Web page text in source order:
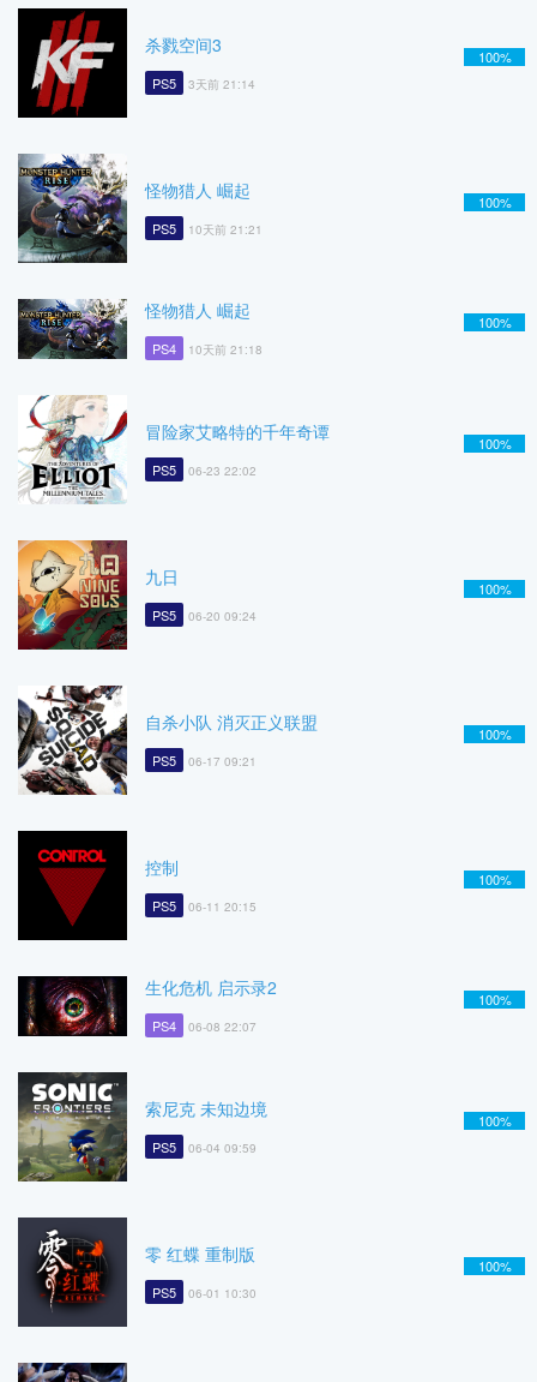
杀戮空间3
PS5 3天前 21:14
100%
怪物猎人 崛起
PS5 10天前 21:21
100%
怪物猎人 崛起
PS4 10天前 21:18
100%
冒险家艾略特的千年奇谭
PS5 06-23 22:02
100%
九日
PS5 06-20 09:24
100%
自杀小队 消灭正义联盟
PS5 06-17 09:21
100%
控制
PS5 06-11 20:15
100%
生化危机 启示录2
PS4 06-08 22:07
100%
索尼克 未知边境
PS5 06-04 09:59
100%
零 红蝶 重制版
PS5 06-01 10:30
100%